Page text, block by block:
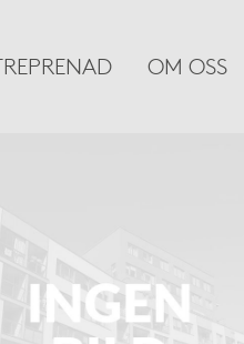
OM OSS